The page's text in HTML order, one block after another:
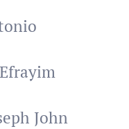
Efrayim
John